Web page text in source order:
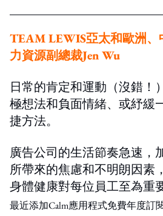
TEAM LEWIS亞太和歐洲、
力資源副總裁Jen Wu
日常的肯定和運動（沒錯！
極想法和負面情緒、或紓緩
捷方法。
廣告公司的生活節奏急速，
所帶來的焦慮和不明朗因素
身體健康對每位員工至為重
最近添加Calm應用程式免費年度訂